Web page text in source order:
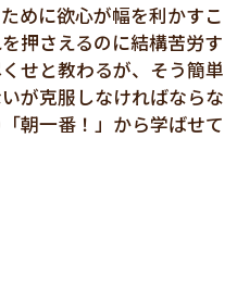
めに欲心が幅を利かすこ
押さえるのに結構苦労す
せと教わるが、そう簡単
が克服しなければならな
朝一番！」から学ばせて